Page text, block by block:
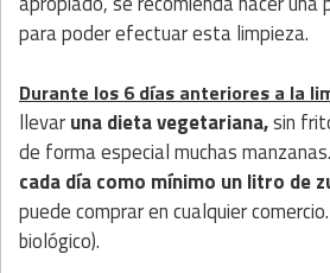
para poder efectuar esta limpieza.
Durante los 6 días anteriores a la
llevaruna dieta vegetariana,sin
de forma especial muchas
cada día como mínimo un litro de
puede comprar en cualquier
biológico).